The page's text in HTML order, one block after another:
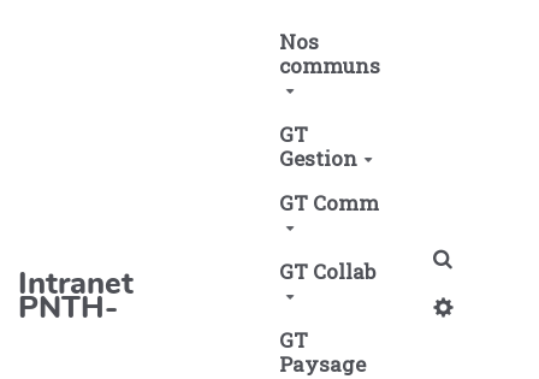
Aller au contenu principal
Intranet
PNTH-
Nos
communs
GT
Gestion
GT Comm
GT Collab
GT
Paysage